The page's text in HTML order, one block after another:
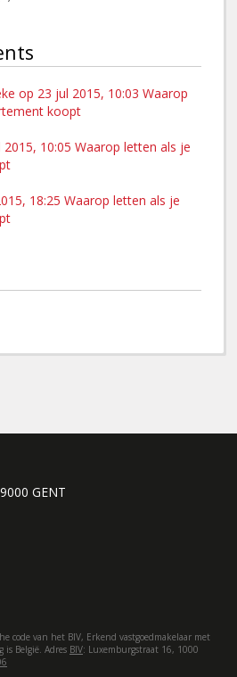
op 23 jul 2015, 10:03 Waarop
koopt
10:05 Waarop letten als je
18:25 Waarop letten als je
GENT
code van het BIV, Erkend vastgoedmakelaar met
België. Adres BIV: Luxemburgstraat 16, 1000